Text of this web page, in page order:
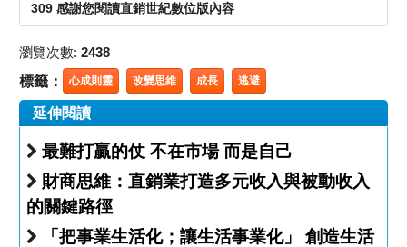
309 感謝您閱讀直銷世紀數位版內容
瀏覽次數: 2438
標籤： 心成則靈 改變思維 成長 逃避
延伸閱讀
最難打贏的仗 不在市場 而是自己
財商思維：直銷業打造多元收入與被動收入
的關鍵路徑
「把事業生活化；讓生活事業化」 創造生活